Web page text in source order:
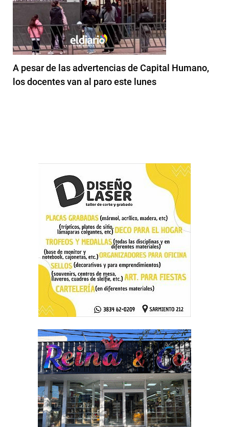
A pesar de las advertencias de Capital Humano,
los docentes van al paro este lunes